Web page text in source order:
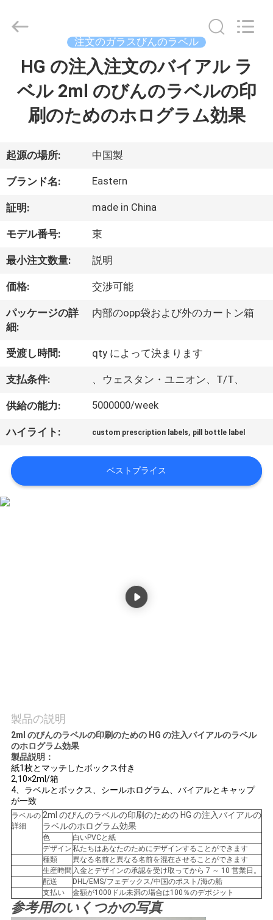
ダ
ク
ト
私
に
つ
い
て
工
場
旅
行
連
絡
し
な
さ
ニ
ュ
2017
(Xiamen)
注文のガラスびんのラベル
HG の注入注文のバイアル ラ
ベル 2ml のびんのラベルの印
刷のためのホログラム効果
起源の場所: 中国製
ブランド名: Eastern
証明: made in China
モデル番号: 東
最小注文数量: 説明
価格: 交渉可能
パッケージの詳
細:
内部のopp袋および外のカートン箱
受渡し時間: qty によって決まります
支払条件: 、ウェスタン・ユニオン、T/T、
供給の能力: 5000000/week
ハイライト: custom prescription labels, pill bottle label
ベストプライス
製品の説明
2ml のびんのラベルの印刷のための HG の注入バイアルのラベル
のホログラム効果
製品説明：
紙1枚とマッチしたボックス付き
2,10×2ml/箱
4、ラベルとボックス、シールホログラム、バイアルとキャップ
が一致
ラベルの
詳細
2ml のびんのラベルの印刷のための HG の注入バイアルの
ラベルのホログラム効果
色
白いPVCと紙
デザイン私たちはあなたのためにデザインすることができます
種類
異なる名前と異なる名前を混在させることができます
生産時間 入金とデザインの承認を受け取ってから 7 ～ 10 営業日。
配送
DHL/EMS/フェデックス/中国のポスト/海の船
支払い
金額が1000ドル未満の場合は100％のデポジット
参考用のいくつかの写真